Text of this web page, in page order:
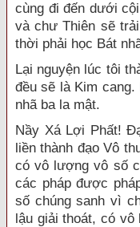
cùng đi đến dưới
và chư Thiên sẽ
thời phải học Bát
Lại nguyện lúc tôi
đều sẽ là Kim
nhã ba la mật.
Nầy Xá Lợi Phất!
liền thành đạo Vô
có vô lượng vô số
các pháp được
số chúng sanh vì
lậu giải thoát, có